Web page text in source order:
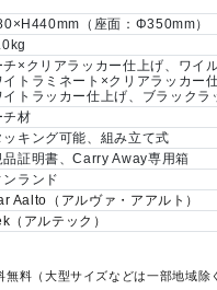
（座面：Φ350mm）
チ×クリアラッカー仕上げ、ワイ
イトラミネート×クリアラッカー
イトラッカー仕上げ、ブラックラ
チ材
ッキング可能、組み立て式
品証明書、Carry Away専用箱
ンランド
Aalto（アルヴァ・アアルト）
（アルテック）
料（大型サイズなどは一部地域除